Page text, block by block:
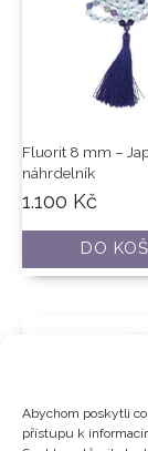
Abychom poskytli
přístupu k
Fluorit 8 mm –
náhrdelník
1.100 Kč
DO